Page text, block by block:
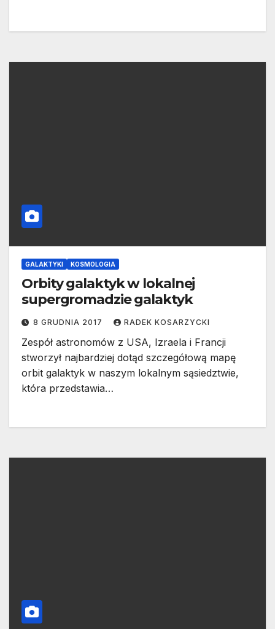
GALAKTYKI KOSMOLOGIA
Orbity galaktyk w lokalnej
supergromadzie galaktyk
8 GRUDNIA 2017 RADEK KOSARZYCKI
Zespół astronomów z USA, Izraela i Francji
stworzył najbardziej dotąd szczegółową mapę
orbit galaktyk w naszym lokalnym sąsiedztwie,
która przedstawia…